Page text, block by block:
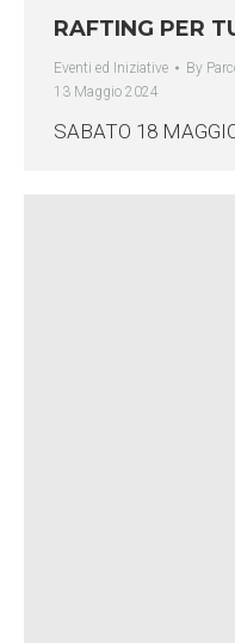
RAFTING PER
Eventi ed Iniziative By
13 Maggio 2024
SABATO 18